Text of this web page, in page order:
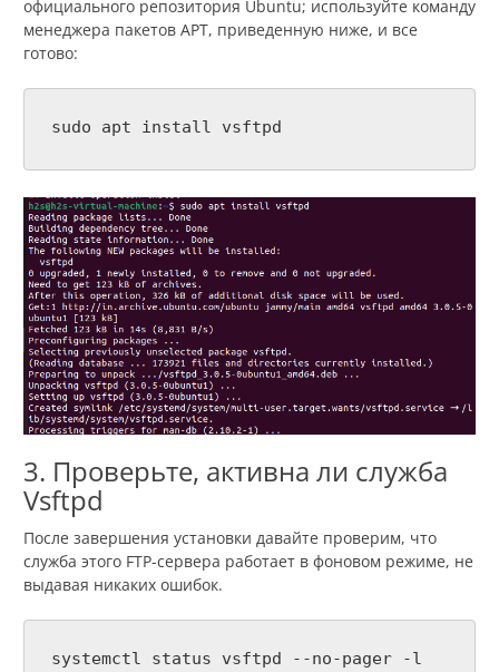
официального репозитория Ubuntu; используйте команду
менеджера пакетов APT, приведенную ниже, и все
готово:
sudo apt install vsftpd
3. Проверьте, активна ли служба
Vsftpd
После завершения установки давайте проверим, что
служба этого FTP-сервера работает в фоновом режиме, не
выдавая никаких ошибок.
systemctl status vsftpd --no-pager -l